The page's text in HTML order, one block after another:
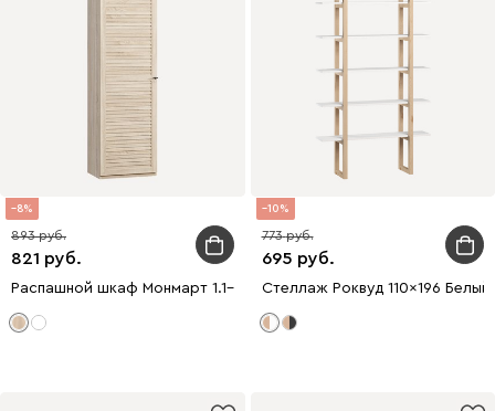
8
821
893
Распашной шкаф Монмарт 1.1-60x200 Дуб Сонома
10
695
773
Стеллаж Роквуд 110x196 Белый